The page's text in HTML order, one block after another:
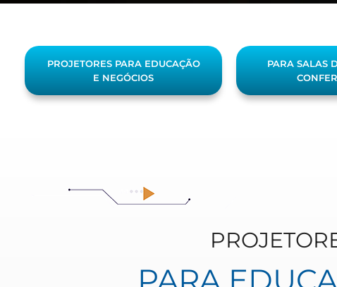
PROJETORES PARA EDUCAÇÃO
E NEGÓCIOS
PARA SALAS